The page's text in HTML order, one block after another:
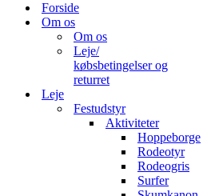
Forside
Om os
Om os
Leje/
købsbetingelser og
returret
Leje
Festudstyr
Aktiviteter
Hoppeborge
Rodeotyr
Rodeogris
Surfer